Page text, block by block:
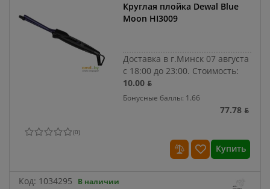
Круглая плойка Dewal Blue
Moon HI3009
Доставка в г.Минск 07 августа
с 18:00 до 23:00. Стоимость:
10.00 ƃ
Бонусные баллы: 1.66
77.78 ƃ
(0)
Купить
Код: 1034295 В наличии